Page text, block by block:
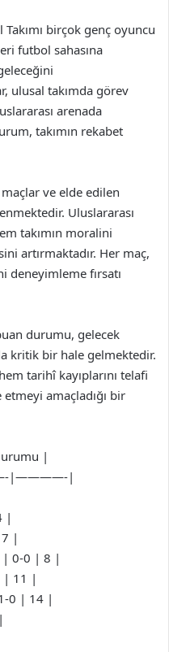
birçok genç oyuncu
futbol sahasına
ulusal takımda görev
arenada
takımın rekabet
ve elde edilen
Uluslararası
takımın moralini
artırmaktadır. Her maç,
fırsatı
durumu, gelecek
kritik bir hale gelmektedir.
tarihî kayıplarını telafi
amaçladığı bir
|
|————-|
|
|
| 0-0 | 8 |
| 11 |
0 | 14 |